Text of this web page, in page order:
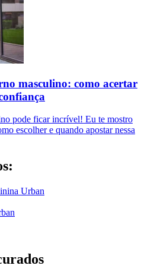
masculino: como acertar
pode ficar incrível! Eu te mostro
escolher e quando apostar nessa
Urban